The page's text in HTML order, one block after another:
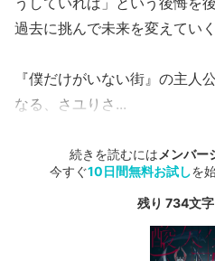
過去に挑んで未来を変えてい
『僕だけがいない街』の主人
なる、さユりさ...
続きを読むには メンバー
今すぐ10日間無料お試しを
残り 734文